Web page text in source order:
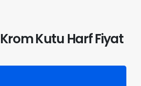
Kutu Harf Fiyat